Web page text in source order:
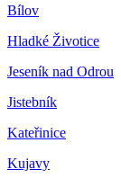
Bílov
Hladké Životice
Jeseník nad Odrou
Jistebník
Kateřinice
Kujavy